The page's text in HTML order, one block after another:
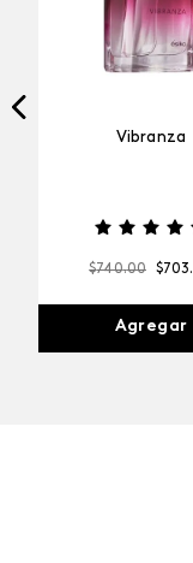
Vibranza
$740.00 $703.
Agregar